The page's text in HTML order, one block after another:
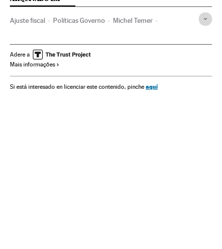
Ajuste fiscal Políticas Governo Michel Temer
Legislação Brasileira Presidência Brasil
Política econômica
América do Sul América Latina Governo
Adere a
Mais informações
Si está interesado en licenciar este contenido, pinche aquí